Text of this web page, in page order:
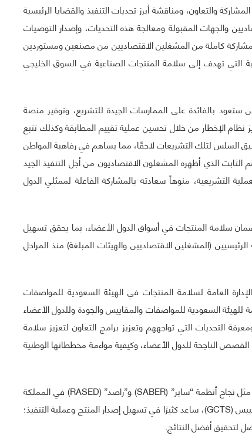
والتعاون، ومناقشة أبرز تحديات التنفيذ والقضايا الرئيسية
والجهات المقبولة ومعالجة هذه التحديات، وإصدار التوصيات
كاملة من المشغلين الاقتصاديين من مصنعين ومستوردين
التي تهدف إلى سلامة المنتجات الصناعية في السوق الخليجي
ستعود بالفائدة على الممارسات الجيدة للتشريع، وتوفير منصة
نظام الإخطار من خلال تحسين عملية تقييم المطابقة وكذلك تتبع
السلس لتلك التشريعات لاحقًا، مما يساهم في رفاهية المواطن
الذي أظهره المشغلون الاقتصاديون من أجل التنفيذ الجيد
التشريعية، منوهاً سعادته بالمشاركة الفاعلة لممثلي الدول
سلامة المنتجات في أسواق الدول الأعضاء، بما يحقق تسهيل
(المشغلين الاقتصاديين والهيئات المبلغة) منذ المراحل
العامة لسلامة المنتجات في الهيئة السعودية للمواصفات
السعودية للمواصفات والمقاييس والجودة وللدول الأعضاء
التحديات التي تواجههم وتعزيز برامج التعاون لتعزيز سلامة
الناجحة للدول الأعضاء، وكيفية مواءمة مخططاتها الوطنية
كما نوه في كلمته إلى أن التكامل الكبير بين المنصات الرقمية مثل نجاح أنظمة “سابر” (SABER) و”راصد” (RASED) في المملكة
العربية السعودية أو الرمز الخليجي لتتبع المطابقة في هيئة التقييس (GCTS)، ساعد كثيرًا في تسهيل إصدار المنتج وعملية التنفيذ؛
لتحقيق أفضل النتائج.